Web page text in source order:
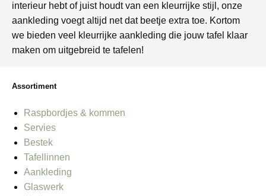
interieur hebt of juist houdt van een kleurrijke stijl, onze
aankleding voegt altijd net dat beetje extra toe. Kortom
we bieden veel kleurrijke aankleding die jouw tafel klaar
maken om uitgebreid te tafelen!
Assortiment
Raspbordjes & kommen
Servies
Bestek
Tafellinnen
Aankleding
Glaswerk